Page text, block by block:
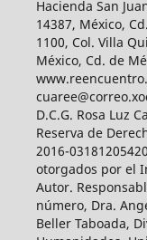
Hacienda San
14387, México,
1100, Col. Villa
México, Cd. de
D.C.G. Rosa Luz
Reserva de
2016-
otorgados por el
Autor.
número, Dra.
Beller Taboada,